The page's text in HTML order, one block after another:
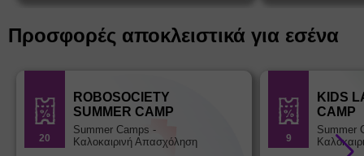
Προσφορές αποκλειστικά για εσένα
20
ROBOSOCIETY
SUMMER CAMP
Summer Camps -
Καλοκαιρινή Απασχόληση
9
KIDS
CAMP
Summer